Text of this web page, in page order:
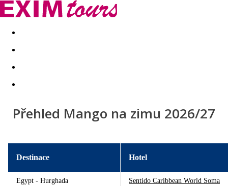
Akční nabídky Last minute
Přehled Mango na zimu 2026/27
Destinace Hotel
Egypt - Hurghada
Sentido Caribbean World Soma